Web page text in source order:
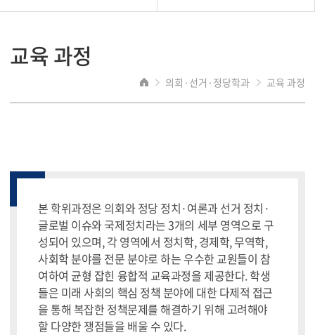
교육 과정
의회·선거·정당학과 교육 과정
본 학위과정은 의회와 정당 정치·여론과 선거 정치·
글로벌 이슈와 국제정치라는 3개의 세부 영역으로 구
성되어 있으며, 각 영역에서 정치학, 경제학, 무역학,
사회학 분야를 전문 분야로 하는 우수한 교원들이 참
여하여 균형 잡힌 융합적 교육과정을 제공한다. 학생
들은 미래 사회의 핵심 정책 분야에 대한 다제적 접근
을 통해 복잡한 정책문제를 해결하기 위해 고려해야
할 다양한 쟁점들을 배울 수 있다.